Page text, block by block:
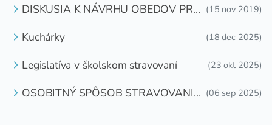
DISKUSIA K NÁVRHU OBEDOV PRE
(15 nov 2019)
Kuchárky (18 dec 2025)
Legislatíva v školskom stravovaní (23 okt 2025)
OSOBITNÝ SPÔSOB STRAVOVANIA (06 sep 2025)